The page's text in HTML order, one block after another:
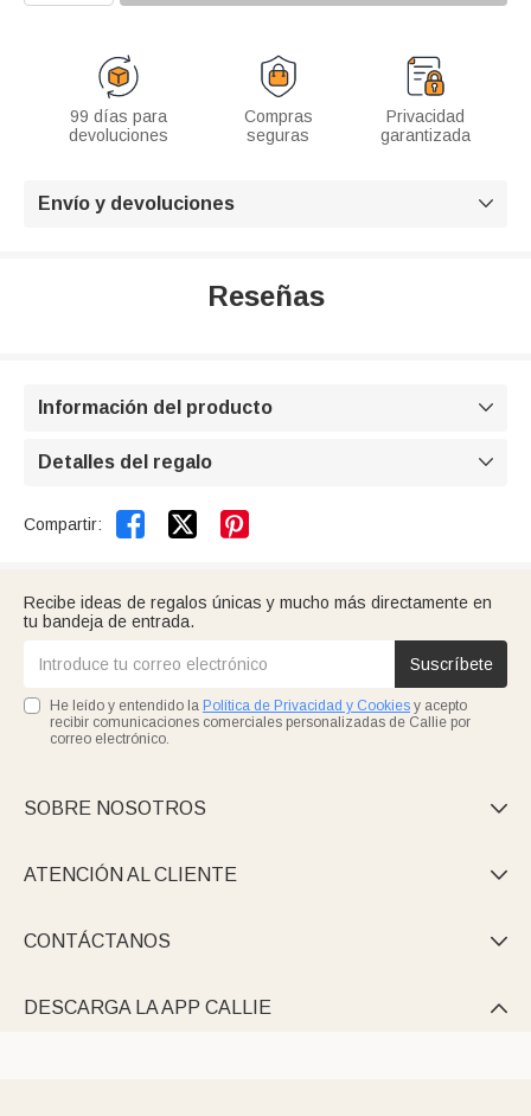
99 días para
devoluciones
Compras
seguras
Privacidad
garantizada
Envío y devoluciones 
Reseñas
Información del producto 
Detalles del regalo 
Compartir:  
Recibe ideas de regalos únicas y mucho más directamente en
tu bandeja de entrada.
Suscríbete
He leído y entendido la Política de Privacidad y Cookies y acepto
recibir comunicaciones comerciales personalizadas de Callie por
correo electrónico.
SOBRE NOSOTROS 
ATENCIÓN AL CLIENTE 
CONTÁCTANOS 
DESCARGA LA APP CALLIE 